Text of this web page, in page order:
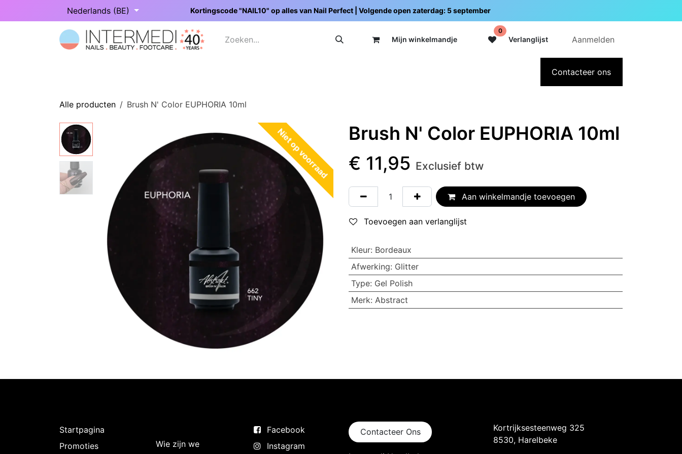
Overslaan naar inhoudNederlands (BE) Kortingscode "NAIL10" op alles van Nail Perfect | Volgende open zaterdag: 5 september
Mijn winkelmandje
0
Verlanglijst Aanmelden
Over IntermediContacteer ons
Alle producten Brush N' Color EUPHORIA 10ml
Niet op voorraad
Brush N' Color EUPHORIA 10ml
€ 11,95 Exclusief btw
Aan winkelmandje toevoegen
Toevoegen aan verlanglijst
Kleur: Bordeaux
Afwerking: Glitter
Type: Gel Polish
Merk: Abstract
Startpagina
Promoties
Wie zijn we
Facebook
Instagram
Contacteer Ons
Kortrijksesteenweg 325
8530, Harelbeke